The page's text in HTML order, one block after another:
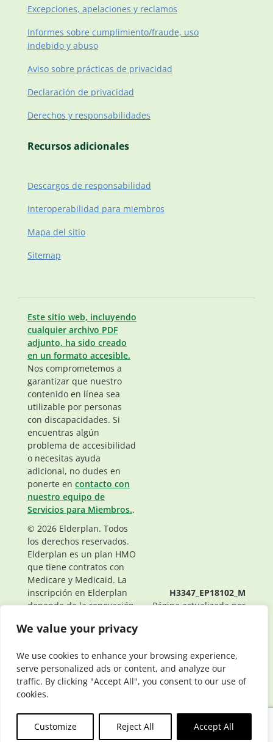
We value your privacy
We use cookies to enhance your browsing experience,
serve personalized ads or content, and analyze our
traffic. By clicking "Accept All", you consent to our use of
cookies.
Customize Reject All Accept All
Excepciones, apelaciones y reclamos
Informes sobre cumplimiento/fraude, uso
indebido y abuso
Aviso sobre prácticas de privacidad
Declaración de privacidad
Derechos y responsabilidades
Recursos adicionales
Descargos de responsabilidad
Interoperabilidad para miembros
Mapa del sitio
Sitemap
Este sitio web, incluyendo
cualquier archivo PDF
adjunto, ha sido creado
en un formato accesible.
Nos comprometemos a
garantizar que nuestro
contenido en línea sea
utilizable por personas
con discapacidades. Si
encuentras algún
problema de accesibilidad
o necesitas ayuda
adicional, no dudes en
ponerte en contacto con
nuestro equipo de
Servicios para Miembros..
© 2026 Elderplan. Todos
los derechos reservados.
Elderplan es un plan HMO
que tiene contratos con
Medicare y Medicaid. La
inscripción en Elderplan
depende de la renovación
H3347_EP18102_M
Página actualizada por